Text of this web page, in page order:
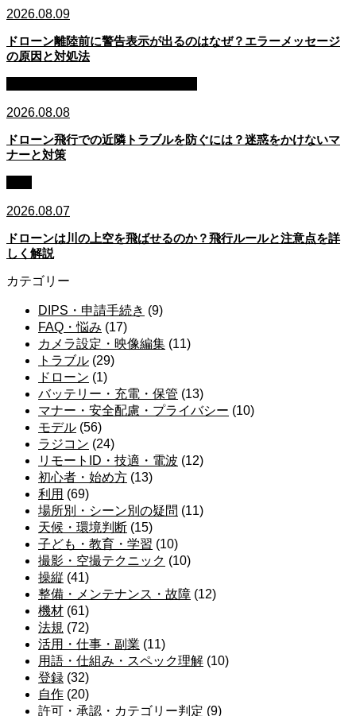
2026.08.09
ドローン離陸前に警告表示が出るのはなぜ？エラーメッセージ
の原因と対処法
2026.08.08
ドローン飛行での近隣トラブルを防ぐには？迷惑をかけないマ
ナーと対策
2026.08.07
ドローンは川の上空を飛ばせるのか？飛行ルールと注意点を詳
しく解説
カテゴリー
DIPS・申請手続き (9)
FAQ・悩み (17)
カメラ設定・映像編集 (11)
トラブル (29)
ドローン (1)
バッテリー・充電・保管 (13)
マナー・安全配慮・プライバシー (10)
モデル (56)
ラジコン (24)
リモートID・技適・電波 (12)
初心者・始め方 (13)
利用 (69)
場所別・シーン別の疑問 (11)
天候・環境判断 (15)
子ども・教育・学習 (10)
撮影・空撮テクニック (10)
操縦 (41)
整備・メンテナンス・故障 (12)
機材 (61)
法規 (72)
活用・仕事・副業 (11)
用語・仕組み・スペック理解 (10)
登録 (32)
自作 (20)
許可・承認・カテゴリー判定 (9)